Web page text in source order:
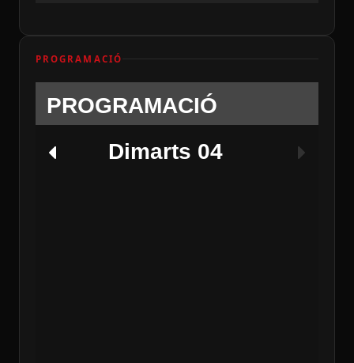
PROGRAMACIÓ
PROGRAMACIÓ
Dimarts 04